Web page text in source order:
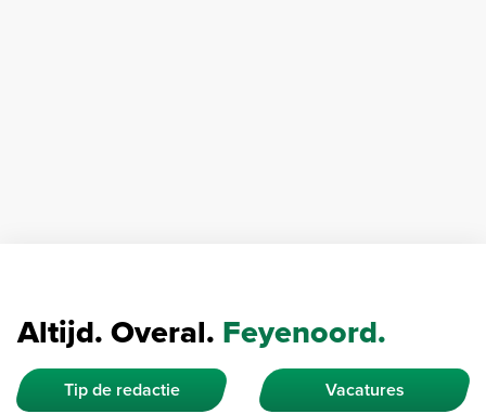
Altijd. Overal. Feyenoord.
Tip de redactie Vacatures